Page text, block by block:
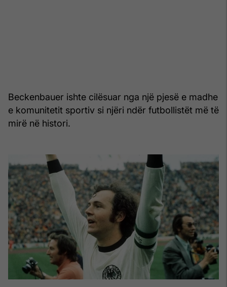
Beckenbauer ishte cilësuar nga një pjesë e madhe
e komunitetit sportiv si njëri ndër futbollistët më të
mirë në histori.